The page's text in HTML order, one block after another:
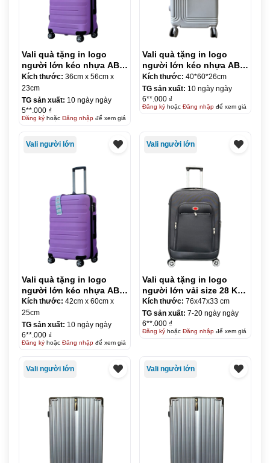
Vali quà tặng in logo
người lớn kéo nhựa ABS
size 20 KQ-VL07
Kích thước: 36cm x 56cm x
23cm
TG sản xuất: 10 ngày ngày
5**.000 ₫
Đăng kýhoặc Đăng nhậpđể xem giá
Vali quà tặng in logo
người lớn kéo nhựa ABS
size 24 KQ-VL10
Kích thước: 40*60*26cm
TG sản xuất: 10 ngày ngày
6**.000 ₫
Đăng kýhoặc Đăng nhậpđể xem giá
Vali người lớn
Vali quà tặng in logo
người lớn kéo nhựa ABS
size 24 KQ-VL11
Kích thước: 42cm x 60cm x
25cm
TG sản xuất: 10 ngày ngày
6**.000 ₫
Đăng kýhoặc Đăng nhậpđể xem giá
Vali người lớn
Vali quà tặng in logo
người lớn vải size 28 KQ-
VL12
Kích thước: 76x47x33 cm
TG sản xuất: 7-20 ngày ngày
6**.000 ₫
Đăng kýhoặc Đăng nhậpđể xem giá
Vali người lớn Vali người lớn